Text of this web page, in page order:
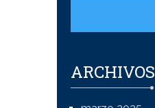
ARCHIVOS